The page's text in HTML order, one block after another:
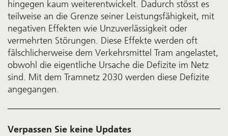
hin­gegen kaum weiter­entwickelt. Dadurch stösst es
teil­weise an die Grenze seiner Leistungs­fähig­keit, mit
nega­tiven Effek­ten wie Un­zu­ver­lässig­keit oder
vermehr­ten Stör­ungen. Diese Effek­te werden oft
fälsch­licher­weise dem Verkehrs­mittel Tram ange­lastet,
obwohl die eigent­liche Ur­sache die Defi­zite im Netz
sind. Mit dem Tram­netz 2030 wer­den diese Defi­zi­te
an­ge­gang­en.
Verpassen Sie keine Updates